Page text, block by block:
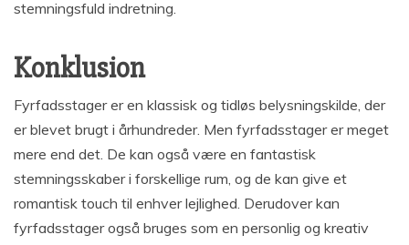
stemningsfuld indretning.
Konklusion
Fyrfadsstager er en klassisk og tidløs belysningskilde, der
er blevet brugt i århundreder. Men fyrfadsstager er meget
mere end det. De kan også være en fantastisk
stemningsskaber i forskellige rum, og de kan give et
romantisk touch til enhver lejlighed. Derudover kan
fyrfadsstager også bruges som en personlig og kreativ